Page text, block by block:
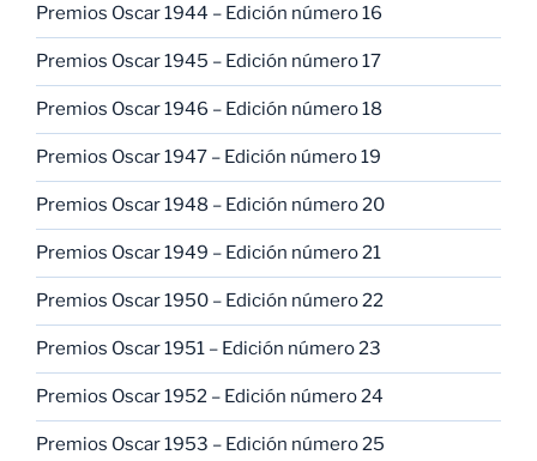
Premios Oscar 1944 – Edición número 16
Premios Oscar 1945 – Edición número 17
Premios Oscar 1946 – Edición número 18
Premios Oscar 1947 – Edición número 19
Premios Oscar 1948 – Edición número 20
Premios Oscar 1949 – Edición número 21
Premios Oscar 1950 – Edición número 22
Premios Oscar 1951 – Edición número 23
Premios Oscar 1952 – Edición número 24
Premios Oscar 1953 – Edición número 25